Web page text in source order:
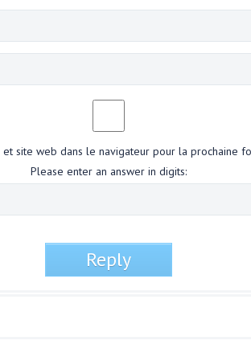
site web dans le navigateur pour la prochaine
Please enter an answer in digits: